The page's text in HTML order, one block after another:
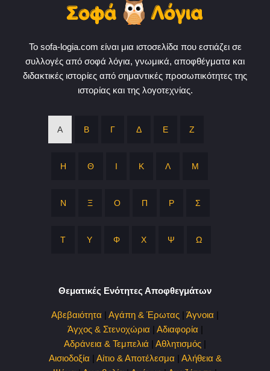
Το sofa-logia.com είναι μια ιστοσελίδα που εστιάζει σε
συλλογές από σοφά λόγια, γνωμικά, αποφθέγματα και
διδακτικές ιστορίες από σημαντικές προσωπικότητες της
ιστορίας και της λογοτεχνίας.
Α Β Γ Δ Ε Ζ
Η Θ Ι Κ Λ Μ
Ν Ξ Ο Π Ρ Σ
Τ Υ Φ Χ Ψ Ω
Θεματικές Ενότητες Αποφθεγμάτων
Αβεβαιότητα | Αγάπη & Έρωτας | Άγνοια |
Άγχος & Στενοχώρια | Αδιαφορία |
Αδράνεια & Τεμπελιά | Αθλητισμός |
Αισιοδοξία | Αίτιο & Αποτέλεσμα | Αλήθεια &